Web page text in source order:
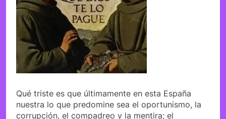
Qué triste es que últimamente en esta España
nuestra lo que predomine sea el oportunismo, la
corrupción, el compadreo y la mentira; el